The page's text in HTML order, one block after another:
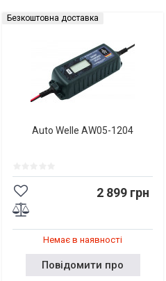
Безкоштовна доставка
Auto Welle AW05-1204
2 899 грн
Немає в наявності
Повідомити про